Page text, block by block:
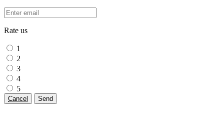
Rate us
1
2
3
4
5
Cancel Send